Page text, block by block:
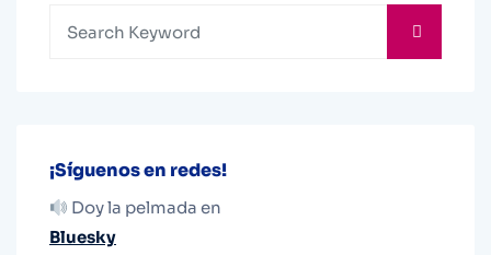
¡Síguenos en redes!
Doy la pelmada en
Bluesky